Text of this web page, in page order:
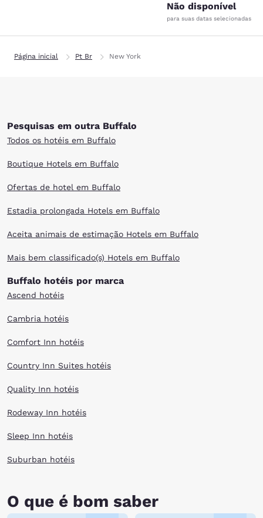
Não disponível
para suas datas selecionadas
Página inicial Pt Br New York
Pesquisas em outra Buffalo
Todos os hotéis em Buffalo
Boutique Hotels em Buffalo
Ofertas de hotel em Buffalo
Estadia prolongada Hotels em Buffalo
Aceita animais de estimação Hotels em Buffalo
Mais bem classificado(s) Hotels em Buffalo
Buffalo hotéis por marca
Ascend hotéis
Cambria hotéis
Comfort Inn hotéis
Country Inn Suites hotéis
Quality Inn hotéis
Rodeway Inn hotéis
Sleep Inn hotéis
Suburban hotéis
O que é bom saber